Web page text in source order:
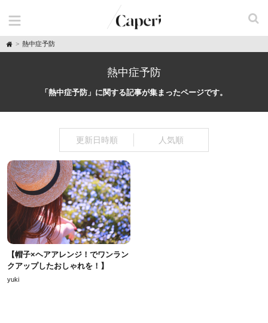
H
o
熱中症予防
熱中症予防
「熱中症予防」に関する記事が集まったページです。
更新日時順 人気順
【帽子×ヘアアレンジ！でワンラン
クアップしたおしゃれを！】
yuki